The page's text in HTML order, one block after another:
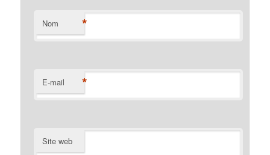
Nom *
E-mail *
Site web